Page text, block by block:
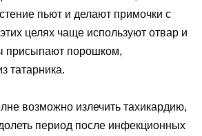
пьют и делают примочки с
целях чаще используют отвар и
присыпают порошком,
татарника.
возможно излечить тахикардию,
период после инфекционных